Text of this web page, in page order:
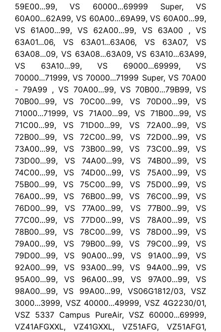
59E00...99, VS 60000...69999 Super, VS
60A00...62A99, VS 60A00...69A99, VS 60A00...99,
VS 61A00...99, VS 62A00...99, VS 63A00 , VS
63A01...06, VS 63A01...63A06, VS 63A07, VS
63A08...09, VS 63A08...63A09, VS 63A10...63A99,
VS 63A10...99, VS 69000...69999, VS
70000...71999, VS 70000...71999 Super, VS 70A00
- 79A99 , VS 70A00...99, VS 70B00...79B99, VS
70B00...99, VS 70C00...99, VS 70D00...99, VS
71000...71999, VS 71A00...99, VS 71B00...99, VS
71C00...99, VS 71D00...99, VS 72A00...99, VS
72B00...99, VS 72C00...99, VS 72D00...99, VS
73A00...99, VS 73B00...99, VS 73C00...99, VS
73D00...99, VS 74A00...99, VS 74B00...99, VS
74C00...99, VS 74D00...99, VS 75A00...99, VS
75B00...99, VS 75C00...99, VS 75D00...99, VS
76A00...99, VS 76B00...99, VS 76C00...99, VS
76D00...99, VS 77A00...99, VS 77B00...99, VS
77C00...99, VS 77D00...99, VS 78A00...99, VS
78B00...99, VS 78C00...99, VS 78D00...99, VS
79A00...99, VS 79B00...99, VS 79C00...99, VS
79D00...99, VS 90A00...99, VS 91A00...99, VS
92A00...99, VS 93A00...99, VS 94A00...99, VS
95A00...99, VS 96A00...99, VS 97A00...99, VS
98A00...99, VS 99A00...99, VS06G1812/03, VSZ
3000...3999, VSZ 40000...49999, VSZ 4G2230/01,
VSZ 5337 Campus PureAir, VSZ 60000...69999,
VZ41AFGXXL, VZ41GXXL, VZ51AFG, VZ51AFG1,